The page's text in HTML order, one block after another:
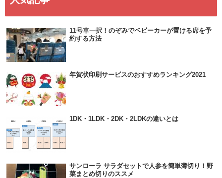
11号車一択！のぞみでベビーカーが置ける席を予
約する方法
年賀状印刷サービスのおすすめランキング2021
1DK・1LDK・2DK・2LDKの違いとは
サンローラ サラダセットで人参を簡単薄切り！野
菜まとめ切りのススメ